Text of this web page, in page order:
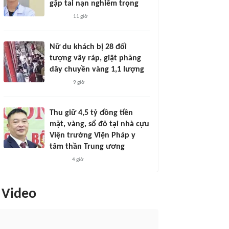
gặp tai nạn nghiêm trọng
11 giờ
Nữ du khách bị 28 đối
tượng vây ráp, giật phăng
dây chuyền vàng 1,1 lượng
9 giờ
Thu giữ 4,5 tỷ đồng tiền
mặt, vàng, sổ đỏ tại nhà cựu
Viện trưởng Viện Pháp y
tâm thần Trung ương
4 giờ
Video